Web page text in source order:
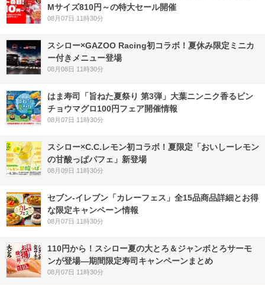
Mサイズ810円～の特大セール開催
08月07日 11時30分
スシロー×GAZOO Racing初コラボ！夏休み限定ミニカ
ー付きメニュー登場
08月08日 11時30分
はま寿司「旨ねた夏祭り 第3弾」大葉ニンニク香るビン
チョウマグロ100円フェア開催情報
08月07日 11時30分
スシロー×C.C.レモン初コラボ！夏限定「おいしーレモン
の甘酸っぱパフェ」新登場
08月09日 11時30分
セブン‐イレブン「カレーフェス」全15品商品詳細とお得
な限定キャンペーン情報
08月07日 11時30分
110円から！スシロー夏の大とろ＆ジャンボとろサーモ
ンが登場―期間限定寿司キャンペーンまとめ
08月07日 11時30分